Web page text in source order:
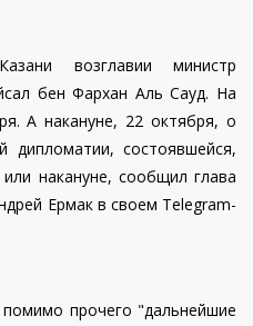
возглавии министр
бен Фархан Аль Сауд. На
А накануне, 22 октября, о
дипломатии, состоявшейся,
накануне, сообщил глава
Ермак в своем Telegram-
прочего "дальнейшие